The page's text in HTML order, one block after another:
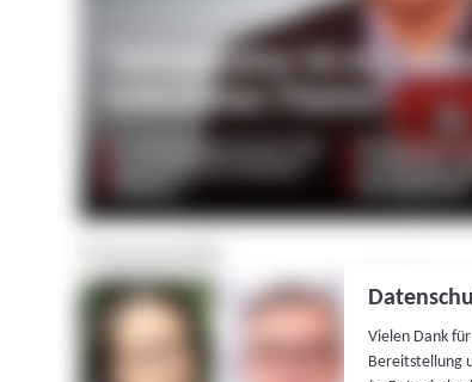
Vielen Dank
Bereitstellung